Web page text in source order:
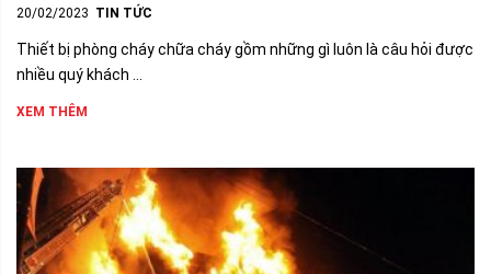
20/02/2023 TIN TỨC
Thiết bị phòng cháy chữa cháy gồm những gì luôn là câu hỏi được
nhiều quý khách ...
XEM THÊM